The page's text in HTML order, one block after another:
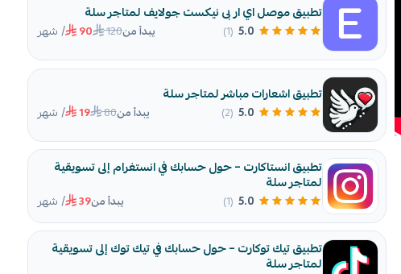
تطبيق موصل اي ار بى نيكست جولايف لمتاجر سلة
5.0
(1) يبدأ من120
90 / شهر
تطبيق اشعارات مباشر لمتاجر سلة
5.0
(2) يبدأ من80
19 / شهر
تطبيق انستاكارت – حول حسابك في انستغرام إلى تسويقية
لمتاجر سلة
5.0
(1) يبدأ من39 / شهر
تطبيق تيك توكارت – حول حسابك في تيك توك إلى تسويقية
لمتاجر سلة